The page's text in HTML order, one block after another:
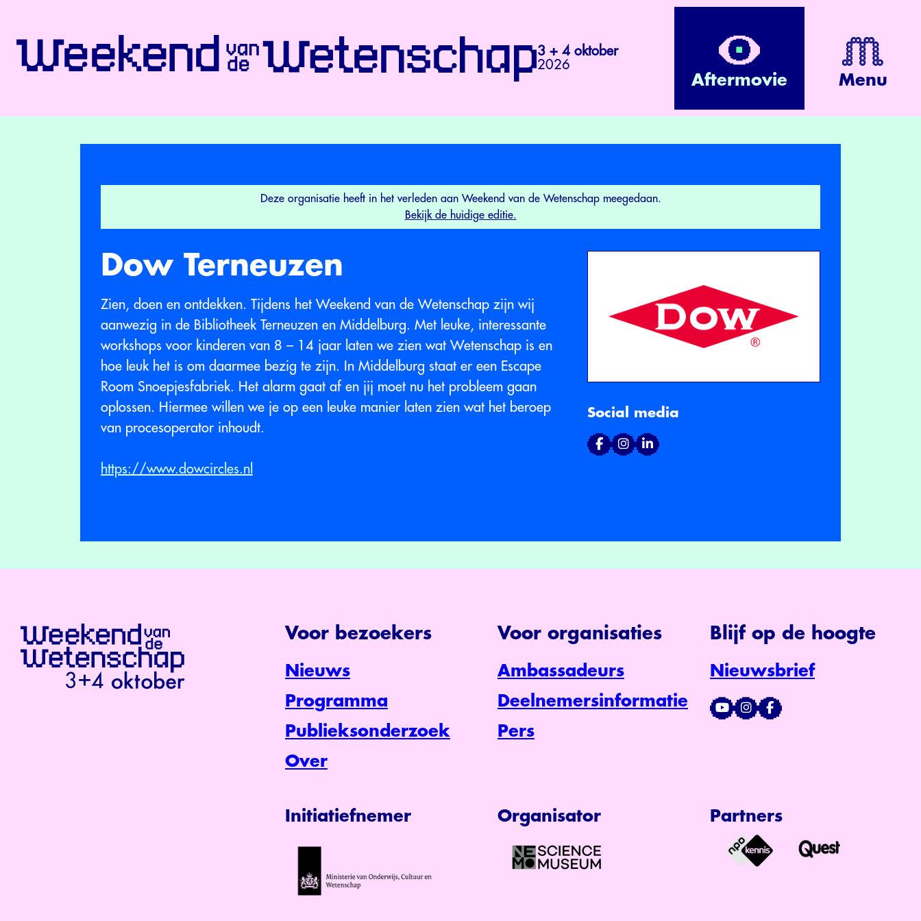
3 + 4 oktober
2026
Aftermovie Menu
Deze organisatie heeft in het verleden aan Weekend van de Wetenschap meegedaan.
Bekijk de huidige editie.
Dow Terneuzen
Zien, doen en ontdekken. Tijdens het Weekend van de Wetenschap zijn wij
aanwezig in de Bibliotheek Terneuzen en Middelburg. Met leuke, interessante
workshops voor kinderen van 8 – 14 jaar laten we zien wat Wetenschap is en
hoe leuk het is om daarmee bezig te zijn. In Middelburg staat er een Escape
Room Snoepjesfabriek. Het alarm gaat af en jij moet nu het probleem gaan
oplossen. Hiermee willen we je op een leuke manier laten zien wat het beroep
van procesoperator inhoudt.
https://www.dowcircles.nl
Social media
Voor bezoekers
Nieuws
Programma
Publieksonderzoek
Over
Voor organisaties
Ambassadeurs
Deelnemersinformatie
Pers
Blijf op de hoogte
Nieuwsbrief
Initiatiefnemer Organisator Partners